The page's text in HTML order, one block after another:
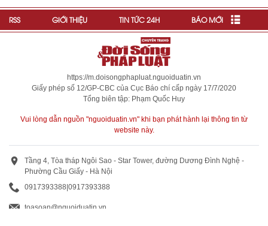
RSS GIỚI THIỆU TIN TỨC 24H BÁO MỚI
https://m.doisongphapluat.nguoiduatin.vn
Giấy phép số 12/GP-CBC của Cục Báo chí cấp ngày 17/7/2020
Tổng biên tập: Phạm Quốc Huy
Vui lòng dẫn nguồn "nguoiduatin.vn" khi bạn phát hành lại thông tin từ
website này.
Tầng 4, Tòa tháp Ngôi Sao - Star Tower, đường Dương Đình Nghệ -
Phường Cầu Giấy - Hà Nội
0917393388 0917393388
toasoan@nguoiduatin.vn